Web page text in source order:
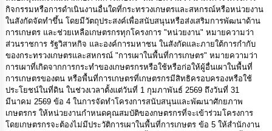
เรียน
ร้อง
ทุกข์
e-
Service
กิจการ
สภา
กิจกรรมหรือการดำเนินงานอื่นใดที่กระทรวงเกษตรและสหกรณ์หรือหน่วยงาน
ในสังกัดจัดทำขึ้น โดยมีวัตถุประสงค์เพื่อสนับสนุนหรือส่งเสริมการพัฒนาด้าน
การเกษตร และช่วยเหลือเกษตรกรทุกโครงการ "หน่วยงาน" หมายความว่า
ส่วนราชการ รัฐวิสาหกิจ และองค์การมหาชน ในสังกัดและภายใต้การกำกับ
ของกระทรวงเกษตรและสหกรณ์ "การเผาในพื้นที่การเกษตร" หมายความว่า
การเผาที่เกิดจากการกระทำของเกษตรกรหรือใช้หรือก่อให้ผู้อื่นเผาในพื้นที่
การเกษตรของตน หรือพื้นที่การเกษตรที่เกษตรกรมีสิทธิครอบครองหรือใช้
ประโยชน์ในที่ดิน ในช่วงเวลาตั้งแต่วันที่ 1 กุมภาพันธ์ 2569 ถึงวันที่ 31
มีนาคม 2569 ข้อ 4 ในการจัดทำโครงการสนับสนุนและพัฒนาศักยภาพ
เกษตรกร ให้หน่วยงานกำหนดคุณสมบัติของกษตรกรที่จะเข้าร่วมโครงการ
โดยเกษตรกรจะต้องไม่มีประวัติการเผาในพื้นที่การเกษตร ข้อ 5 ให้สำนักงาน